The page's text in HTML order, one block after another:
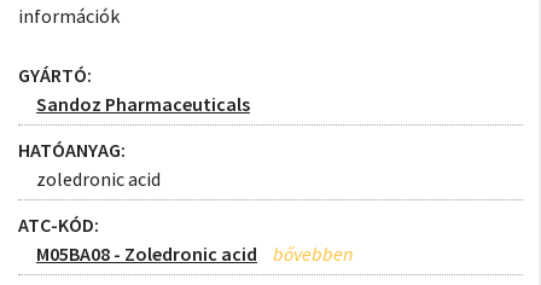
információk
GYÁRTÓ:
Sandoz Pharmaceuticals
HATÓANYAG:
zoledronic acid
ATC-KÓD:
M05BA08 - Zoledronic acid